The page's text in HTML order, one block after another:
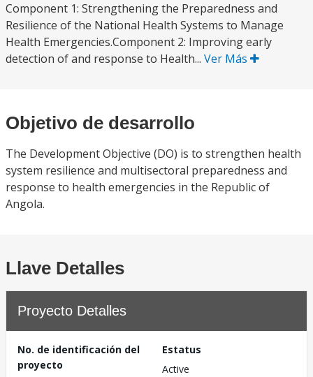
Component 1: Strengthening the Preparedness and
Resilience of the National Health Systems to Manage
Health Emergencies.Component 2: Improving early
detection of and response to Health... Ver Más
Objetivo de desarrollo
The Development Objective (DO) is to strengthen health
system resilience and multisectoral preparedness and
response to health emergencies in the Republic of
Angola.
Llave Detalles
Proyecto Detalles
No. de identificación del
proyecto
Estatus
Active